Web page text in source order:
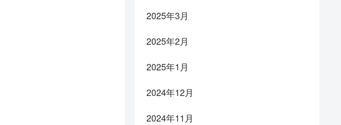
2025年3月
2025年2月
2025年1月
2024年12月
2024年11月